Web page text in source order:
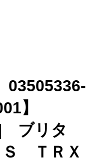
】
ブリタ
Ｓ ＴＲＸ